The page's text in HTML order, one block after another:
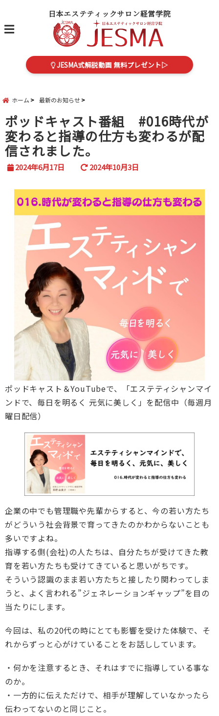
日本エステティックサロン経営学院
menu
JESMA式解説動画 無料プレゼント▷
ホーム 最新のお知らせ
ポッドキャスト番組 #016時代が
変わると指導の仕方も変わるが配
信されました。
2024年6月17日 2024年10月3日
ポッドキャスト＆YouTubeで、「エステティシャンマイ
ンドで、毎日を明るく 元気に美しく」を配信中（毎週月
曜日配信）
企業の中でも管理職や先輩からすると、今の若い方たち
がどういう社会背景で育ってきたのかわからないことも
多いですよね。
指導する側(会社)の人たちは、自分たちが受けてきた教
育を若い方たちも受けてきていると思いがちです。
そういう認識のまま若い方たちと接したり関わってしま
うと、よく言われる”ジェネレーションギャップ”を目の
当たりにします。
今回は、私の20代の時にとても影響を受けた体験で、そ
れからずっと心がけていることをお話ししています。
・何かを注意するとき、それはすでに指導している事な
のか。
・一方的に伝えただけで、相手が理解していなかったら
伝わってないのと同じこと。